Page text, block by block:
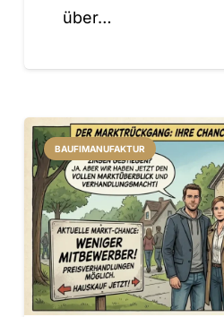
über…
BAUFIMANUFAKTUR